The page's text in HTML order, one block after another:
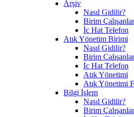
Arşiv
Nasıl Gidilir?
Birim
İç Hat Telefon
Atık Yönetim Birimi
Nasıl Gidilir?
Birim
İç Hat Telefon
Atık Yönetimi
Atık Yönetimi
Bilgi İşlem
Nasıl Gidilir?
Birim